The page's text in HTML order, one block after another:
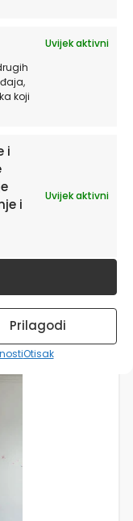
Uvijek aktivni
koji
i
i
Uvijek aktivni
Prilagodi
Otisak
su predivne,
sobica za bebu
i preporučamo!